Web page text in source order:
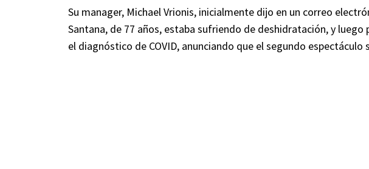
Su manager, Michael Vrionis, inicialmente dijo en un correo
Santana, de 77 años, estaba sufriendo de deshidratación, y
el diagnóstico de COVID, anunciando que el segundo espectáculo